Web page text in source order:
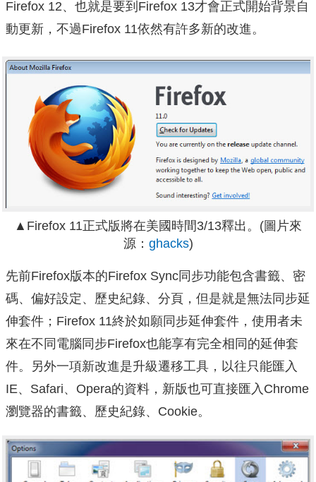
Firefox 12、也就是要到Firefox 13才會正式開始背景自
動更新，不過Firefox 11依然有許多新的改進。
▲Firefox 11正式版將在美國時間3/13釋出。(圖片來
源： ghacks)
先前Firefox版本的Firefox Sync同步功能包含書籤、密
碼、偏好設定、歷史紀錄、分頁，但是就是無法同步延
伸套件；Firefox 11終於如願同步延伸套件，使用者未
來在不同電腦同步Firefox也能享有完全相同的延伸套
件。 另外一項新改進是升級遷移工具，以往只能匯入
IE、Safari、Opera的資料，新版也可直接匯入Chrome
瀏覽器的書籤、歷史紀錄、Cookie。